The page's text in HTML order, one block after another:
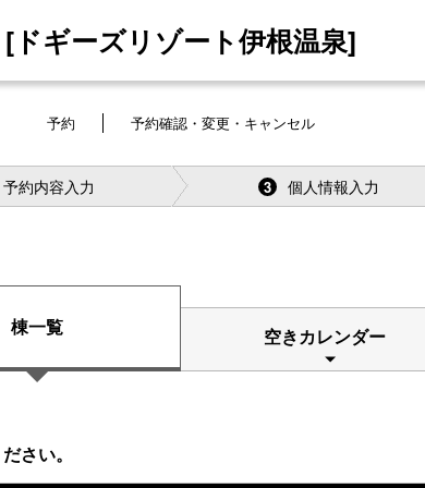
[ドギーズリゾート伊根温泉]
予約 予約確認・変更・キャンセル
予約内容入力 3 個人情報入力
棟一覧 空きカレンダー
さい。